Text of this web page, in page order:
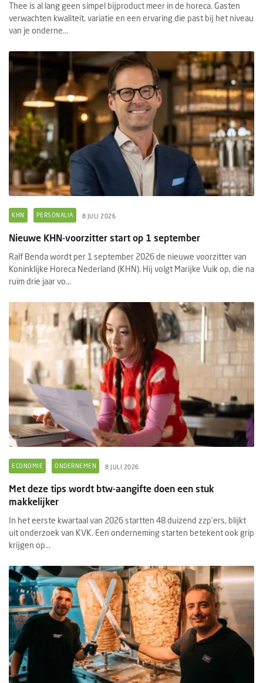
Thee is al lang geen simpel bijproduct meer in de horeca. Gasten
verwachten kwaliteit, variatie en een ervaring die past bij het niveau
van je onderne...
KHN PERSONALIA 8 JULI 2026
Nieuwe KHN-voorzitter start op 1 september
Ralf Benda wordt per 1 september 2026 de nieuwe voorzitter van
Koninklijke Horeca Nederland (KHN). Hij volgt Marijke Vuik op, die na
ruim drie jaar vo...
ECONOMIE ONDERNEMEN 8 JULI 2026
Met deze tips wordt btw-aangifte doen een stuk
makkelijker
In het eerste kwartaal van 2026 startten 48 duizend zzp’ers, blijkt
uit onderzoek van KVK. Een onderneming starten betekent ook grip
krijgen op...